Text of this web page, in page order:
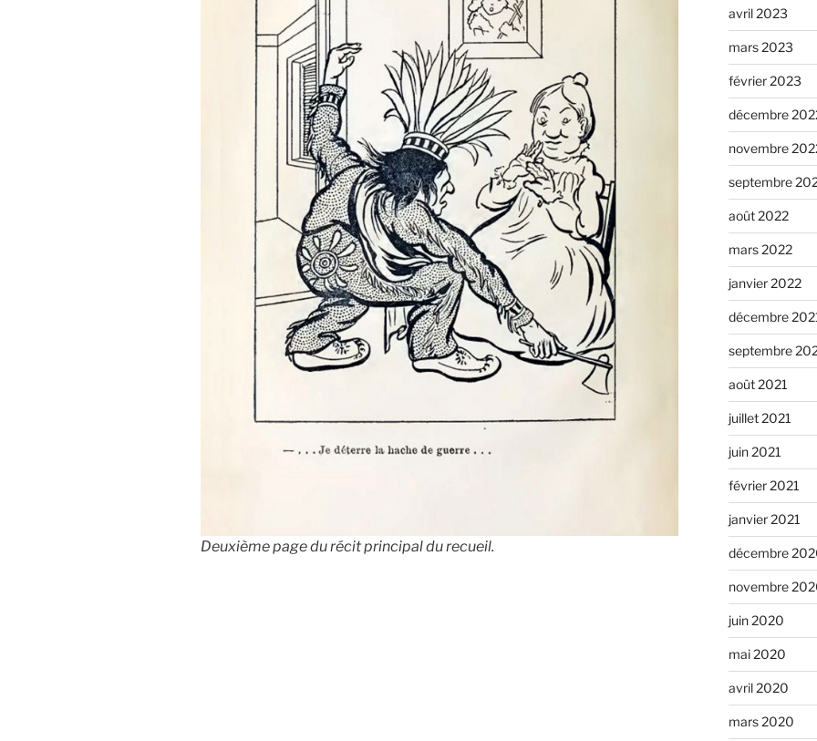
Deuxième page du récit principal du recueil.
avril 2023
mars 2023
février 2023
décembre
novembre
septembre
août 2022
mars 2022
janvier 2022
décembre
septembre
août 2021
juillet 2021
juin 2021
février 2021
janvier 2021
décembre
novembre
juin 2020
mai 2020
avril 2020
mars 2020